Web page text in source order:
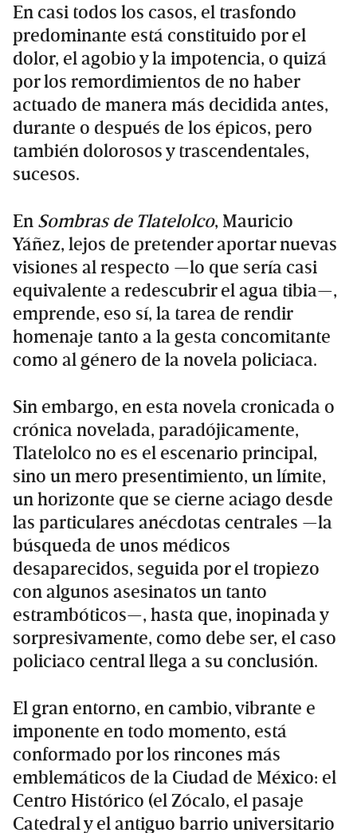
En casi todos los casos, el trasfondo
predominante está constituido por el
dolor, el agobio y la impotencia, o quizá
por los remordimientos de no haber
actuado de manera más decidida antes,
durante o después de los épicos, pero
también dolorosos y trascendentales,
sucesos.
En Sombras de Tlatelolco, Mauricio
Yáñez, lejos de pretender aportar nuevas
visiones al respecto —lo que sería casi
equivalente a redescubrir el agua tibia—,
emprende, eso sí, la tarea de rendir
homenaje tanto a la gesta concomitante
como al género de la novela policiaca.
Sin embargo, en esta novela cronicada o
crónica novelada, paradójicamente,
Tlatelolco no es el escenario principal,
sino un mero presentimiento, un límite,
un horizonte que se cierne aciago desde
las particulares anécdotas centrales —la
búsqueda de unos médicos
desaparecidos, seguida por el tropiezo
con algunos asesinatos un tanto
estrambóticos—, hasta que, inopinada y
sorpresivamente, como debe ser, el caso
policiaco central llega a su conclusión.
El gran entorno, en cambio, vibrante e
imponente en todo momento, está
conformado por los rincones más
emblemáticos de la Ciudad de México: el
Centro Histórico (el Zócalo, el pasaje
Catedral y el antiguo barrio universitario